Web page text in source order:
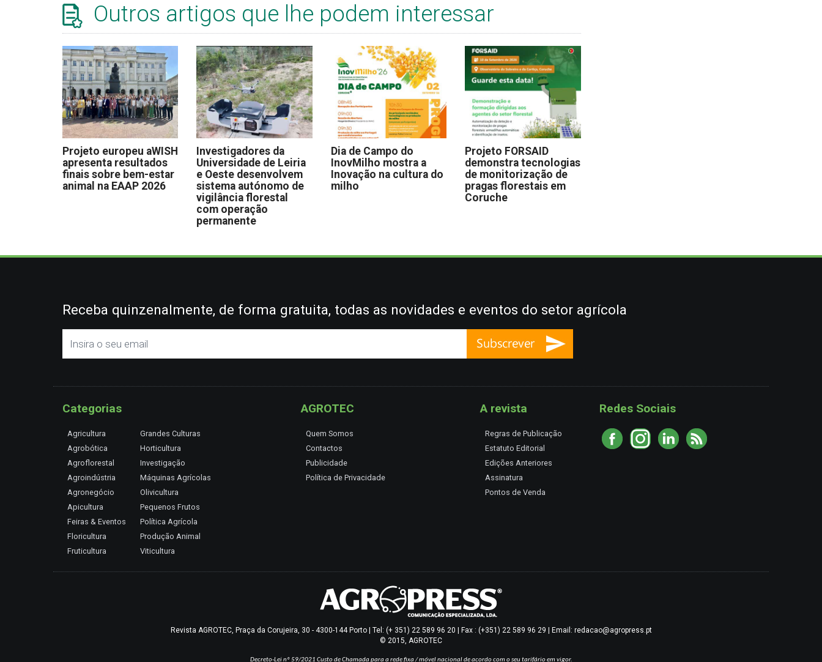
Outros artigos que lhe podem interessar
Projeto europeu aWISH
apresenta resultados
finais sobre bem-estar
animal na EAAP 2026
Investigadores da
Universidade de Leiria
e Oeste desenvolvem
sistema autónomo de
vigilância florestal
com operação
permanente
Dia de Campo do
InovMilho mostra a
Inovação na cultura do
milho
Projeto FORSAID
demonstra tecnologias
de monitorização de
pragas florestais em
Coruche
Receba quinzenalmente, de forma gratuita, todas as novidades e eventos do setor agrícola
Categorias
Agricultura
Agrobótica
Agroflorestal
Agroindústria
Agronegócio
Apicultura
Feiras & Eventos
Floricultura
Fruticultura
Grandes Culturas
Horticultura
Investigação
Máquinas Agrícolas
Olivicultura
Pequenos Frutos
Política Agrícola
Produção Animal
Viticultura
AGROTEC
Quem Somos
Contactos
Publicidade
Política de Privacidade
A revista
Regras de Publicação
Estatuto Editorial
Edições Anteriores
Assinatura
Pontos de Venda
Redes Sociais
Revista AGROTEC, Praça da Corujeira, 30 - 4300-144 Porto | Tel: (+ 351) 22 589 96 20 | Fax : (+351) 22 589 96 29 | Email: redacao@agropress.pt
© 2015, AGROTEC
Decreto-Lei nº 59/2021 Custo de Chamada para a rede fixa / móvel nacional de acordo com o seu tarifário em vigor.